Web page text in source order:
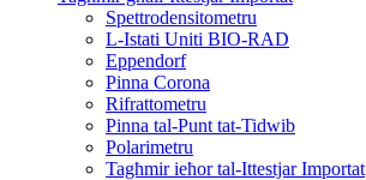
Spettrodensitometru
L-Istati Uniti BIO-RAD
Eppendorf
Pinna Corona
Rifrattometru
Pinna tal-Punt tat-Tidwib
Polarimetru
Tagħmir ieħor tal-Ittestjar Importat